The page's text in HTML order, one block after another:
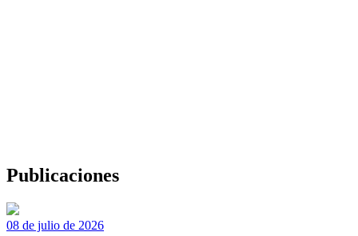
Publicaciones
08 de julio de 2026